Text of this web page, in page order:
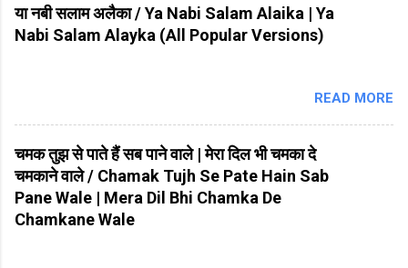
या नबी सलाम अलैका / Ya Nabi Salam Alaika | Ya
Nabi Salam Alayka (All Popular Versions)
READ MORE
चमक तुझ से पाते हैं सब पाने वाले | मेरा दिल भी चमका दे
चमकाने वाले / Chamak Tujh Se Pate Hain Sab
Pane Wale | Mera Dil Bhi Chamka De
Chamkane Wale